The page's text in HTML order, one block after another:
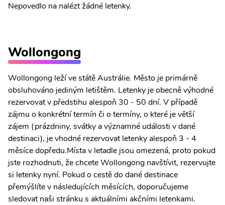
Nepovedlo na nalézt žádné letenky.
Wollongong
Wollongong leží ve státě Austrálie. Město je primárně
obsluhováno jediným letištěm. Letenky je obecně výhodné
rezervovat v předstihu alespoň 30 - 50 dní. V případě
zájmu o konkrétní termín či o termíny, o které je větší
zájem (prázdniny, svátky a významné události v dané
destinaci), je vhodné rezervovat letenky alespoň 3 - 4
měsíce dopředu.Místa v letadle jsou omezená, proto pokud
jste rozhodnuti, že chcete Wollongong navštívit, rezervujte
si letenky nyní. Pokud o cestě do dané destinace
přemýšlíte v následujících měsících, doporučujeme
sledovat naši stránku s aktuálními akčními letenkami.